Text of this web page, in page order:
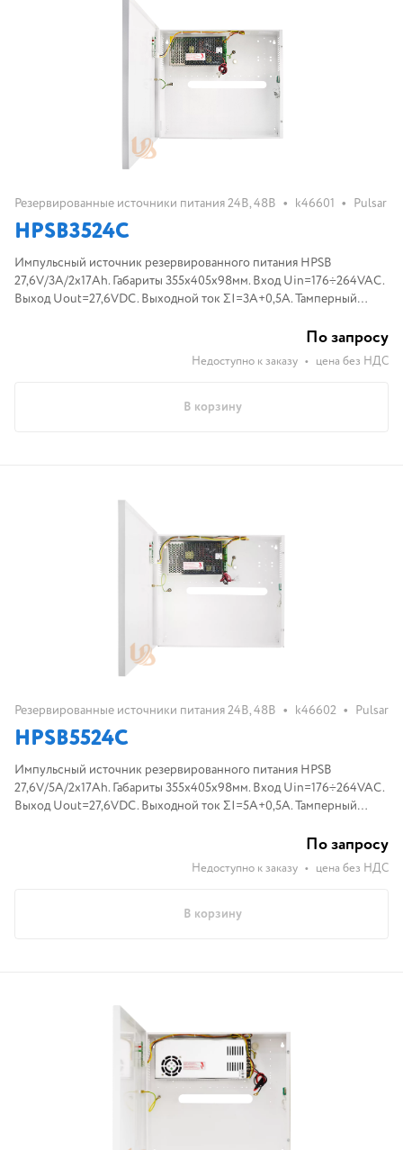
Резервированные источники питания 24В, 48В • k46601 • Pulsar
HPSB3524C
Импульсный источник резервированного питания HPSB
27,6V/3A/2x17Ah. Габариты 355x405x98мм. Вход Uin=176÷264VAC.
Выход Uout=27,6VDC. Выходной ток ΣI=3A+0,5A. Тамперный
По запросу
Недоступно к заказу • цена без НДС
В корзину
Резервированные источники питания 24В, 48В • k46602 • Pulsar
HPSB5524C
Импульсный источник резервированного питания HPSB
27,6V/5A/2x17Ah. Габариты 355x405x98мм. Вход Uin=176÷264VAC.
Выход Uout=27,6VDC. Выходной ток ΣI=5A+0,5A. Тамперный
По запросу
Недоступно к заказу • цена без НДС
В корзину